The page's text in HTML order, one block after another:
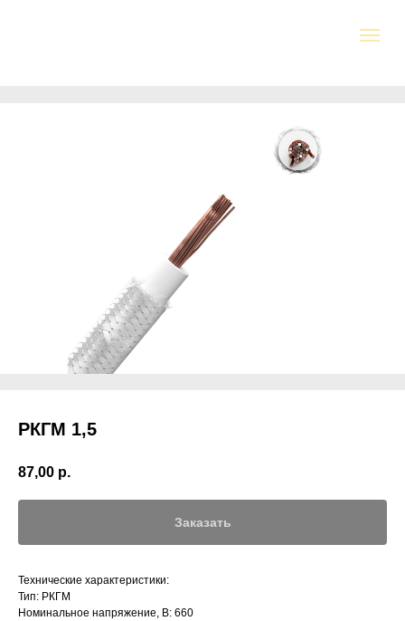
РКГМ 1,5
87,00 р.
Заказать
Технические характеристики:
Тип: РКГМ
Номинальное напряжение, В: 660